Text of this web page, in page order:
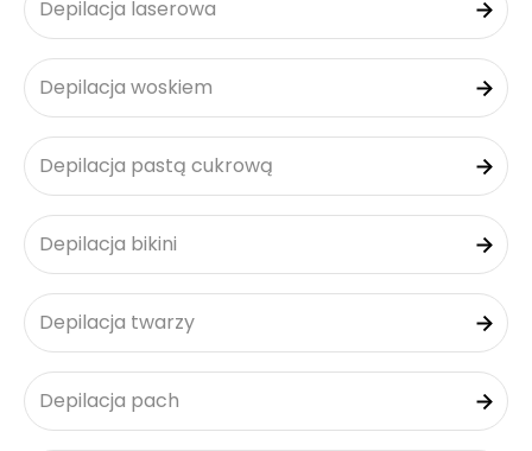
Depilacja laserowa
Depilacja woskiem
Depilacja pastą cukrową
Depilacja bikini
Depilacja twarzy
Depilacja pach